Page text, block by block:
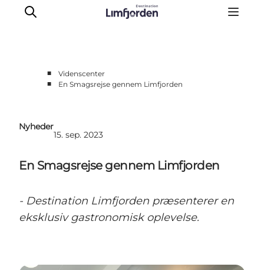
Partner-info
Kontakt
■
Videnscenter
■
En Smagsrejse gennem Limfjorden
Nyheder
15. sep. 2023
En Smagsrejse gennem Limfjorden
- Destination Limfjorden præsenterer en
eksklusiv gastronomisk oplevelse.